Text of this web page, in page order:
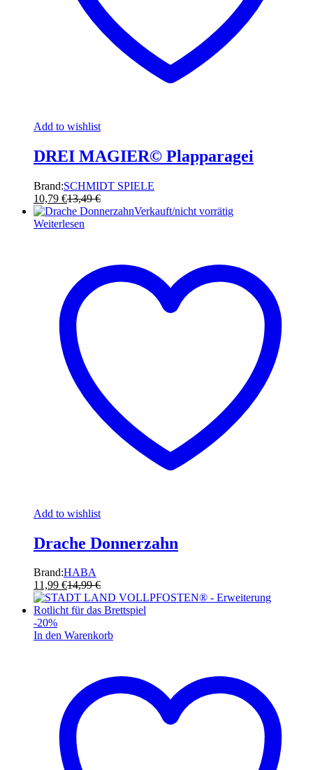
Add to wishlist
DREI MAGIER© Plapparagei
Brand:SCHMIDT SPIELE
10,79 €13,49€
Verkauft/nicht vorrätig
Weiterlesen
Add to wishlist
Drache Donnerzahn
Brand:HABA
11,99 €14,99€
-20%
In den Warenkorb